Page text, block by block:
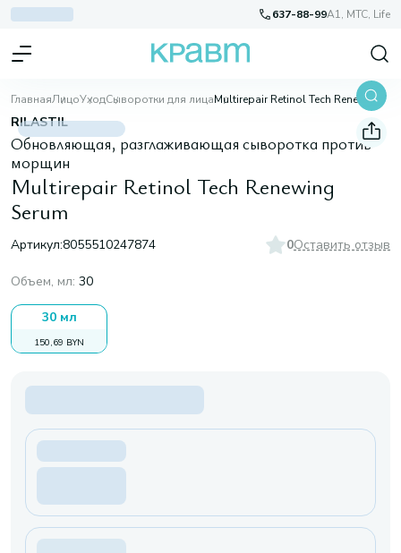
637-88-99A1, МТС, Life
ГлавнаяЛицоУходСыворотки для лица Multirepair Retinol Tech Renewing Serum
RILASTIL
Обновляющая, разглаживающая сыворотка против
морщин
Multirepair Retinol Tech Renewing
Serum
Артикул:8055510247874 0Оставить отзыв
Объем, мл: 30
30 мл
150,69 BYN